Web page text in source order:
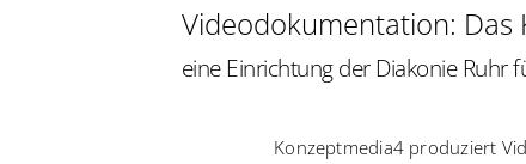
Videodokumentation: Das
eine Einrichtung der Diakonie Ruhr
Konzeptmedia4 produziert